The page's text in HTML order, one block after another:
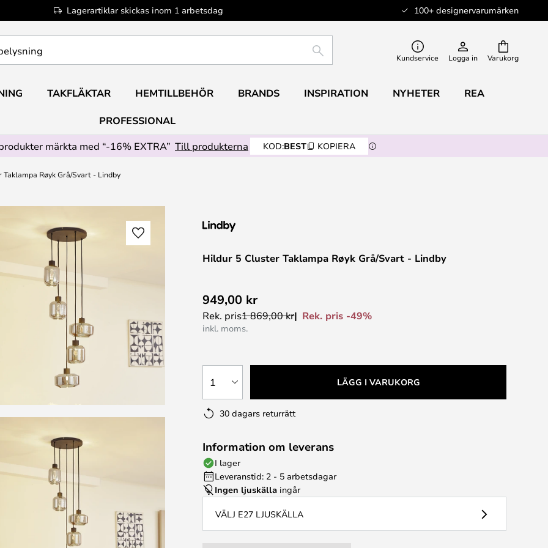
Lagerartiklar skickas inom 1 arbetsdag 100+ designervarumärken
Varukorg
SÖK Kundservice Logga in
TAKFLÄKTAR HEMTILLBEHÖR BRANDS INSPIRATION NYHETER REA
PROFESSIONAL
märkta med “-16% EXTRA” Till produkterna KOD:BEST KOPIERA
Røyk Grå/Svart - Lindby
Hildur 5 Cluster Taklampa Røyk Grå/Svart - Lindby
949,00 kr
Rek. pris1 869,00 kr Rek. pris -49%
inkl. moms.
1 LÄGG I VARUKORG
30 dagars returrätt
Information om leverans
I lager
Leveranstid: 2 - 5 arbetsdagar
Ingen ljuskälla ingår
VÄLJ E27 LJUSKÄLLA